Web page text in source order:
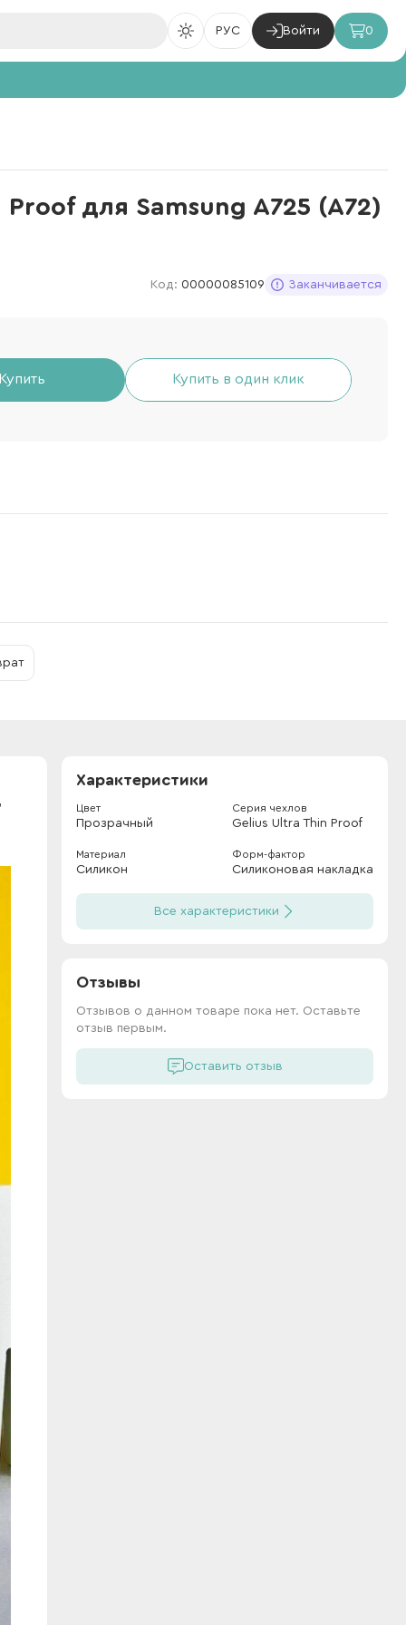
РУС Войти 0
для Samsung A725 (A72)
Код: 00000085109 Заканчивается
Купить в один клик
Характеристики
Цвет
Прозрачный
Серия чехлов
Gelius Ultra Thin Proof
Материал
Силикон
Форм-фактор
Силиконовая накладка
Все характеристики
Отзывы
Отзывов о данном товаре пока нет. Оставьте
отзыв первым.
Оставить отзыв